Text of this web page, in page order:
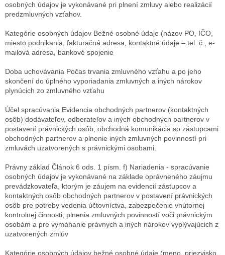
osobných údajov je vykonávané pri plnení zmluvy alebo realizácií
predzmluvných vzťahov.
Kategórie osobných údajov Bežné osobné údaje (názov PO, IČO,
miesto podnikania, fakturačná adresa, kontaktné údaje – tel. č., e-
mailová adresa, bankové spojenie
Doba uchovávania Počas trvania zmluvného vzťahu a po jeho
skončení do úplného vyporiadania zmluvných a iných nárokov
plynúcich zo zmluvného vzťahu
Účel spracúvania Evidencia obchodných partnerov (kontaktných
osôb) dodávateľov, odberateľov a iných obchodných partnerov v
postavení právnických osôb, obchodná komunikácia so zástupcami
obchodných partnerov a plnenie iných zmluvných povinností pri
zmluvách uzatvorených s právnickými osobami.
Právny základ Článok 6 ods. 1 písm. f) Nariadenia - spracúvanie
osobných údajov je vykonávané na základe oprávneného záujmu
prevádzkovateľa, ktorým je záujem na evidencií zástupcov a
kontaktných osôb obchodných partnerov v postavení právnických
osôb pre potreby vedenia účtovníctva, zabezpečenie vnútornej
kontrolnej činnosti, plnenia zmluvných povinností voči právnickým
osobám a pre vymáhanie právnych a iných nárokov vyplývajúcich z
uzatvorených zmlúv
Kategórie osobných údajov bežné osobné údaje (meno, priezvisko,